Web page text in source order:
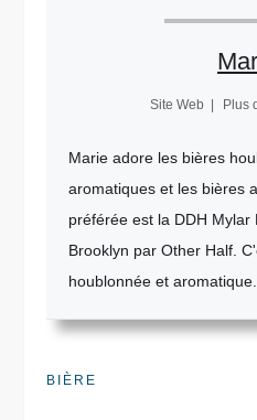
Site Web Plus
Marie adore les bières
aromatiques et les bières
préférée est la DDH Mylar
Brooklyn par Other Half.
houblonnée et aromatique.
BIÈRE